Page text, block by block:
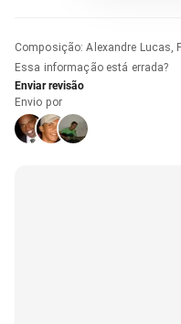
Composição:Alexandre Lucas,
Essa informação está errada?
Enviar revisão
Envio por